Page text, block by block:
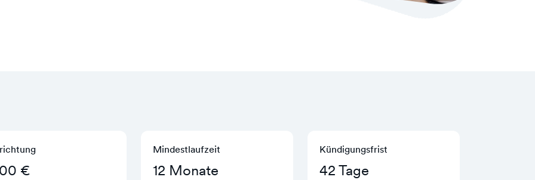
€
Mindestlaufzeit
12 Monate
Kündigungs­frist
42 Tage